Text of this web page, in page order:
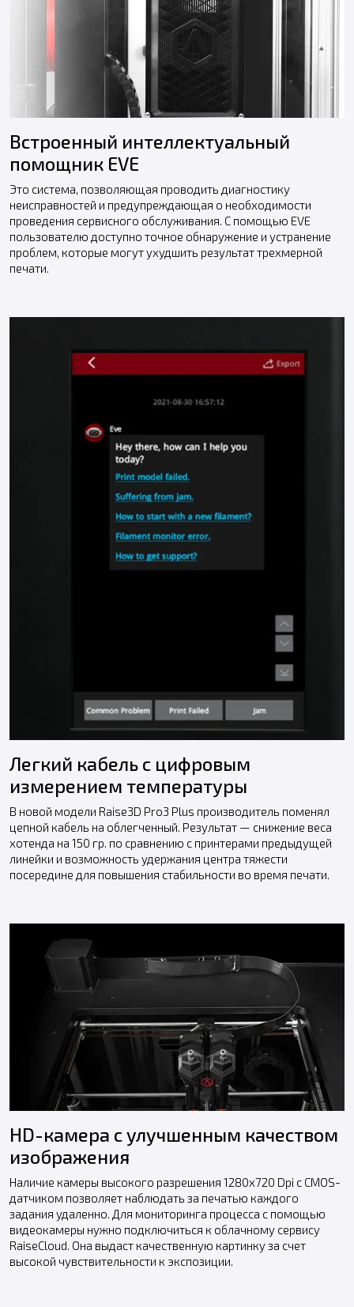
Встроенный интеллектуальный
помощник EVE
Это система, позволяющая проводить диагностику
неисправностей и предупреждающая о необходимости
проведения сервисного обслуживания. С помощью EVE
пользователю доступно точное обнаружение и устранение
проблем, которые могут ухудшить результат трехмерной
печати.
Легкий кабель с цифровым
измерением температуры
В новой модели Raise3D Pro3 Plus производитель поменял
цепной кабель на облегченный. Результат — снижение веса
хотенда на 150 гр. по сравнению с принтерами предыдущей
линейки и возможность удержания центра тяжести
посередине для повышения стабильности во время печати.
HD-камера с улучшенным качеством
изображения
Наличие камеры высокого разрешения 1280х720 Dpi с CMOS-
датчиком позволяет наблюдать за печатью каждого
задания удаленно. Для мониторинга процесса с помощью
видеокамеры нужно подключиться к облачному сервису
RaiseCloud. Она выдаст качественную картинку за счет
высокой чувствительности к экспозиции.